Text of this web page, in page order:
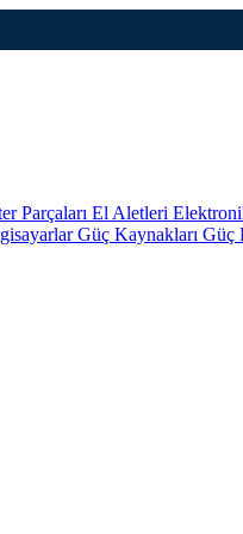
Parçaları El Aletleri
Güç Kaynakları Güç